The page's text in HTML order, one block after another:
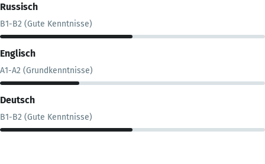
Russisch
B1-B2 (Gute Kenntnisse)
Englisch
A1-A2 (Grundkenntnisse)
Deutsch
B1-B2 (Gute Kenntnisse)